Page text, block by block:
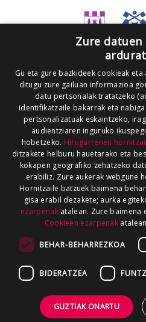
Zure
Gu eta gure bazkideek cookieak
ditugu zure gailuan informazioa
datu pertsonalak tratatzeko
identifikatzaile bakarrak eta
pertsonalizatuak eskaintzeko,
audientziaren inguruko
hobetzeko. Hirugarrenen
ditzakete helburu hauetarako eta
kokapen geografiko zehatzeko
erabiliz. Zure aukerak webgune
Hornitzaile batzuek baimena
gisa erabil dezakete; aurka
ezarpenakatalean. Zure baimena
Cookieen ezarpenak
BEHAR-BEHARREZKOA
BIDERATZEA
GUZTIAK ONARTU